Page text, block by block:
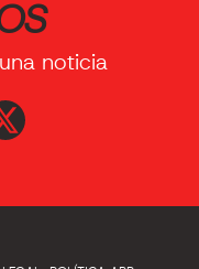
noticia